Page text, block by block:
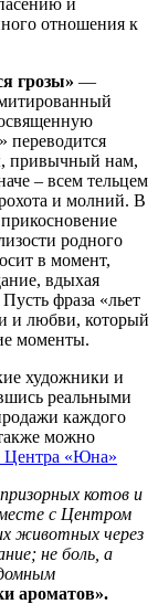
отношения к
грозы» —
переводится
привычный нам,
– всем тельцем
и молний. В
родного
в момент,
вдыхая
фраза «льет
и любви, который
моменты.
художники и
реальными
каждого
можно
Центра «Юна»
котов и
с Центром
животных через
не боль, а
ароматов».